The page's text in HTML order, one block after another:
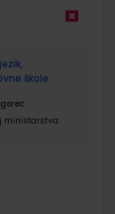
škole
ministarstva: